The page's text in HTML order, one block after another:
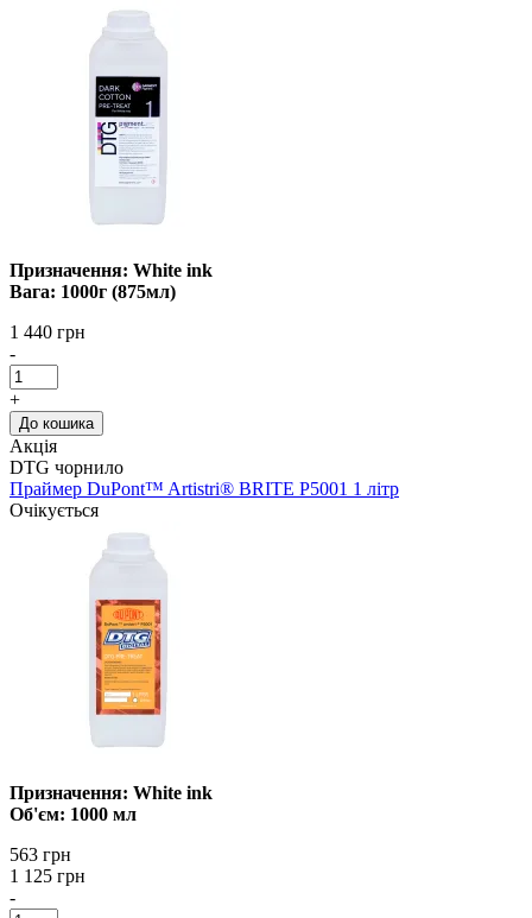
Призначення: White ink
Вага: 1000г (875мл)
1 440 грн
-
+
До кошика
Акція
DTG чорнило
Праймер DuPont™ Artistri® BRITE P5001 1 літр
Очікується
Призначення: White ink
Об'єм: 1000 мл
563 грн
1 125 грн
-